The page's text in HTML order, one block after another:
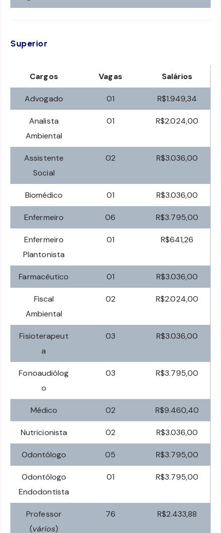
Superior
Cargos Vagas Salários
Advogado 01 R$1.949,34
Analista
Ambiental
01 R$2.024,00
Assistente
Social
02 R$3.036,00
Biomédico 01 R$3.036,00
Enfermeiro 06 R$3.795,00
Enfermeiro
Plantonista
01 R$641,26
Farmacêutico 01 R$3.036,00
Fiscal
Ambiental
02 R$2.024,00
Fisioterapeut
a
03 R$3.036,00
Fonoaudiólog
o
03 R$3.795,00
Médico 02 R$9.460,40
Nutricionista 02 R$3.036,00
Odontólogo 05 R$3.795,00
Odontólogo
Endodontista
01 R$3.795,00
Professor
(vários)
76 R$2.433,88